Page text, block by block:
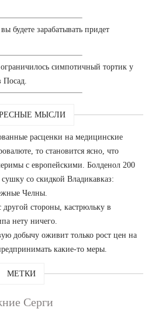
будете зарабатывать придет
симпотичный тортик у
Посад.
МЫСЛИ
расценки на медицинские
то становится ясно, что
с европейскими. Болденол 200
со скидкой Владикавказ:
Челны.
стороны, кастрюльку в
нету ничего.
добычу оживит только рост цен на
какие-то меры.
МЕТКИ
Серги